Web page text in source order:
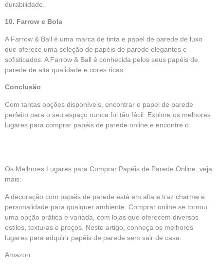
durabilidade.
10. Farrow e Bola
A Farrow & Ball é uma marca de tinta e papel de parede de luxo
que oferece uma seleção de papéis de parede elegantes e
sofisticados. A Farrow & Ball é conhecida pelos seus papéis de
parede de alta qualidade e cores ricas.
Conclusão
Com tantas opções disponíveis, encontrar o papel de parede
perfeito para o seu espaço nunca foi tão fácil. Explore os melhores
lugares para comprar papéis de parede online e encontre o
Os Melhores Lugares para Comprar Papéis de Parede Online, veja
mais:
A decoração com papéis de parede está em alta e traz charme e
personalidade para qualquer ambiente. Comprar online se tornou
uma opção prática e variada, com lojas que oferecem diversos
estilos, texturas e preços. Neste artigo, conheça os melhores
lugares para adquirir papéis de parede sem sair de casa.
Amazon